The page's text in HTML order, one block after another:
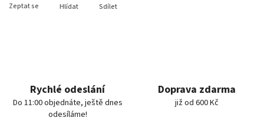
Zeptat se Hlídat Sdílet
Rychlé odeslání
Do 11:00 objednáte, ještě dnes
odesíláme!
Doprava zdarma
již od 600 Kč